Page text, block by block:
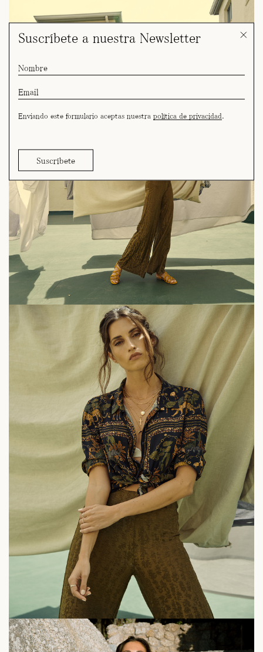
Suscríbete a nuestra Newsletter
Enviando este formulario aceptas nuestra política de privacidad